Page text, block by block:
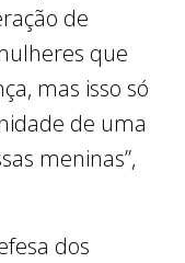
de
que
mas isso só
de uma
meninas”,
dos